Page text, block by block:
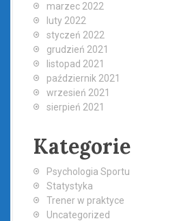
marzec 2022
luty 2022
styczeń 2022
grudzień 2021
listopad 2021
październik 2021
wrzesień 2021
sierpień 2021
Kategorie
Psychologia Sportu
Statystyka
Trener w praktyce
Uncategorized